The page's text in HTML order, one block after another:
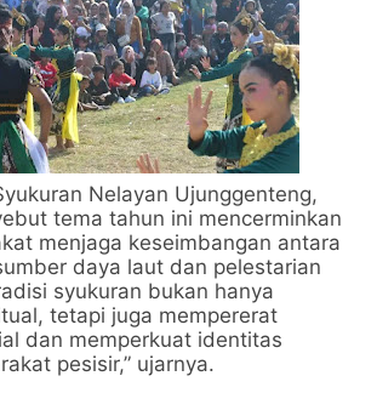
Nelayan Ujunggenteng,
tema tahun ini mencerminkan
menjaga keseimbangan antara
daya laut dan pelestarian
syukuran bukan hanya
tetapi juga mempererat
dan memperkuat identitas
pesisir,” ujarnya.